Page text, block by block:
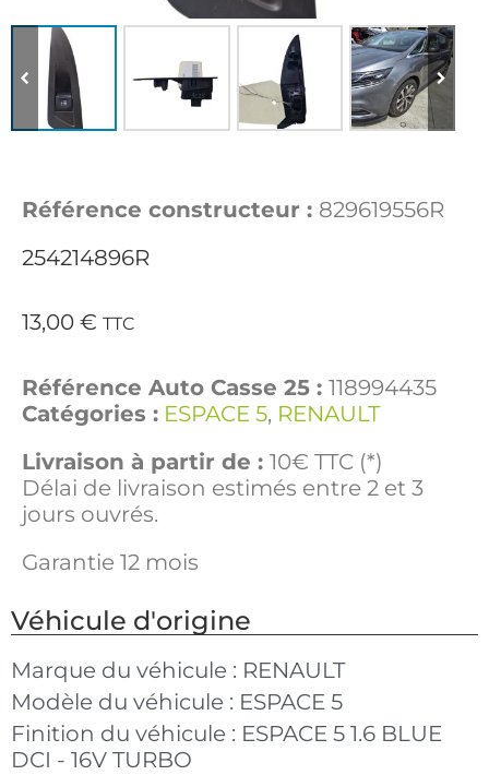
Référence constructeur : 829619556R
254214896R
13,00 € TTC
Référence Auto Casse 25 : 118994435
Catégories : ESPACE 5, RENAULT
Livraison à partir de : 10€ TTC (*)
Délai de livraison estimés entre 2 et 3
jours ouvrés.
Garantie 12 mois
Véhicule d'origine
Marque du véhicule : RENAULT
Modèle du véhicule : ESPACE 5
Finition du véhicule : ESPACE 5 1.6 BLUE
DCI - 16V TURBO